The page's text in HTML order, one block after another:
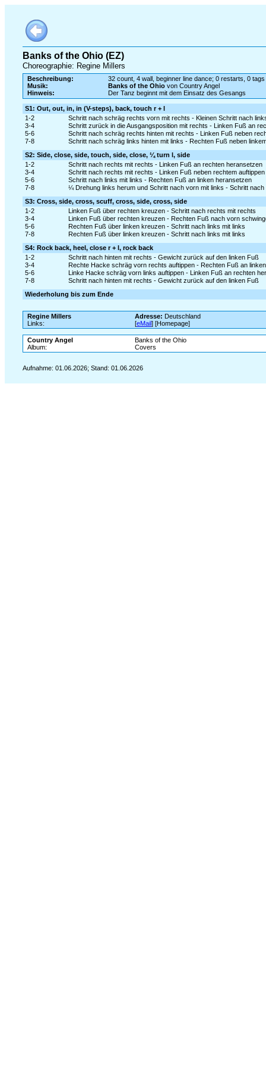
Banks of the Ohio (EZ)
Choreographie: Regine Millers
Beschreibung:
32 count, 4 wall, beginner line dance; 0 restarts, 0 tags
Musik:
Banks of the Ohiovon Country Angel
Hinweis:
Der Tanz beginnt mit dem Einsatz des Gesangs
S1: Out, out, in, in (V-steps), back, touch r + l
1-2
Schritt nach schräg rechts vorn mit rechts - Kleinen Schritt nach
3-4
Schritt zurück in die Ausgangsposition mit rechts - Linken Fuß an
5-6
Schritt nach schräg rechts hinten mit rechts - Linken Fuß neben
7-8
Schritt nach schräg links hinten mit links - Rechten Fuß neben
S2: Side, close, side, touch, side, close, ¼ turn l, side
1-2
Schritt nach rechts mit rechts - Linken Fuß an rechten heransetzen
3-4
Schritt nach rechts mit rechts - Linken Fuß neben rechtem auftippen
5-6
Schritt nach links mit links - Rechten Fuß an linken heransetzen
7-8
¼ Drehung links herum und Schritt nach vorn mit links - Schritt
S3: Cross, side, cross, scuff, cross, side, cross, side
1-2
Linken Fuß über rechten kreuzen - Schritt nach rechts mit rechts
3-4
Linken Fuß über rechten kreuzen - Rechten Fuß nach vorn
5-6
Rechten Fuß über linken kreuzen - Schritt nach links mit links
7-8
Rechten Fuß über linken kreuzen - Schritt nach links mit links
S4: Rock back, heel, close r + l, rock back
1-2
Schritt nach hinten mit rechts - Gewicht zurück auf den linken Fuß
3-4
Rechte Hacke schräg vorn rechts auftippen - Rechten Fuß an
5-6
Linke Hacke schräg vorn links auftippen - Linken Fuß an rechten
7-8
Schritt nach hinten mit rechts - Gewicht zurück auf den linken Fuß
Wiederholung bis zum Ende
Regine Millers Adresse: Deutschland
Links:
[eMail] [Homepage]
Country Angel
Banks of the Ohio
Album:
Covers
Aufnahme: 01.06.2026; Stand: 01.06.2026